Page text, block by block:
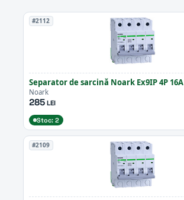
#2112
Separator de sarcină Noark Ex9IP 4P 16A
Noark
285LEI
Stoc: 2
#2109